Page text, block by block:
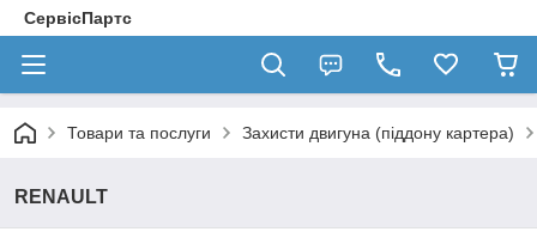
СервісПартс
Товари та послуги Захисти двигуна (піддону картера)
RENAULT